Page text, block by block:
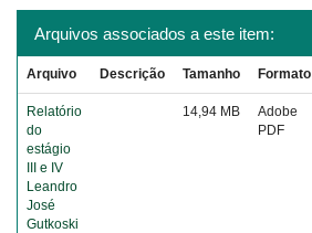
Arquivos associados a este item:
Arquivo Descrição Tamanho Formato
Relatório
do
estágio
III e IV
Leandro
José
Gutkoski
14,94 MB
Adobe
PDF